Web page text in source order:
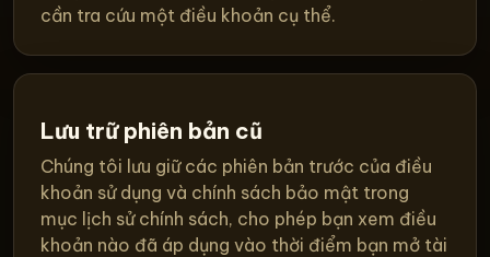
cần tra cứu một điều khoản cụ thể.
Lưu trữ phiên bản cũ
Chúng tôi lưu giữ các phiên bản trước của điều
khoản sử dụng và chính sách bảo mật trong
mục lịch sử chính sách, cho phép bạn xem điều
khoản nào đã áp dụng vào thời điểm bạn mở tài